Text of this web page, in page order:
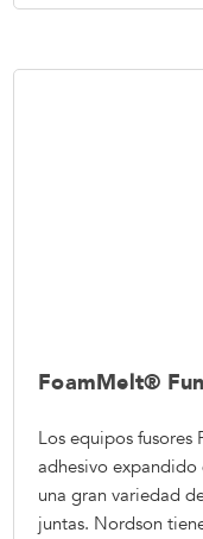
FoamMelt®
Los equipos
adhesivo
una gran variedad
juntas. Nordson